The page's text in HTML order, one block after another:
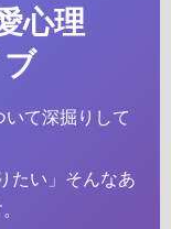
心理
て深掘りして
たい」そんなあ